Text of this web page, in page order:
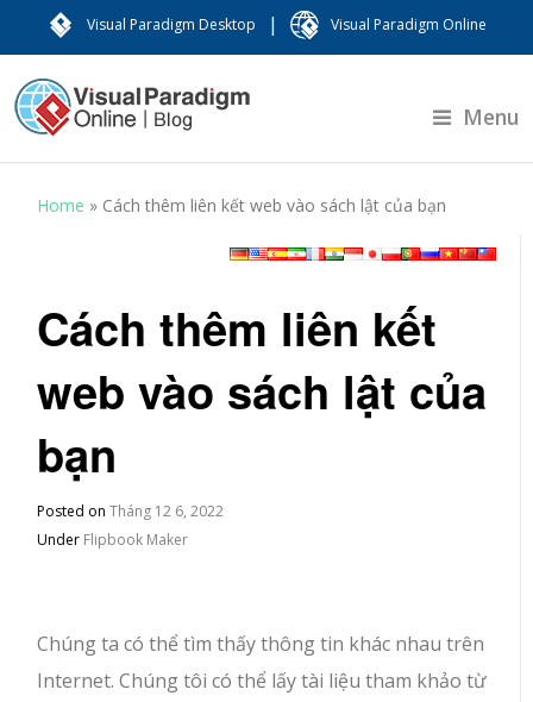
Visual Paradigm Desktop | Visual Paradigm Online
Menu
Home » Cách thêm liên kết web vào sách lật của bạn
Cách thêm liên kết
web vào sách lật của
bạn
Posted onTháng 12 6, 2022
Under Flipbook Maker
Chúng ta có thể tìm thấy thông tin khác nhau trên
Internet. Chúng tôi có thể lấy tài liệu tham khảo từ